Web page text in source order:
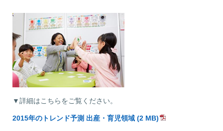
▼詳細はこちらをご覧ください。
2015年のトレンド予測 出産・育児領域 (2 MB)